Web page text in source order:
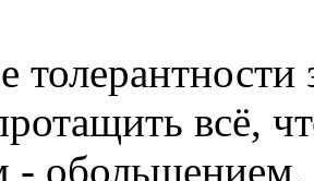
толерантности
всё,
- обольщением,